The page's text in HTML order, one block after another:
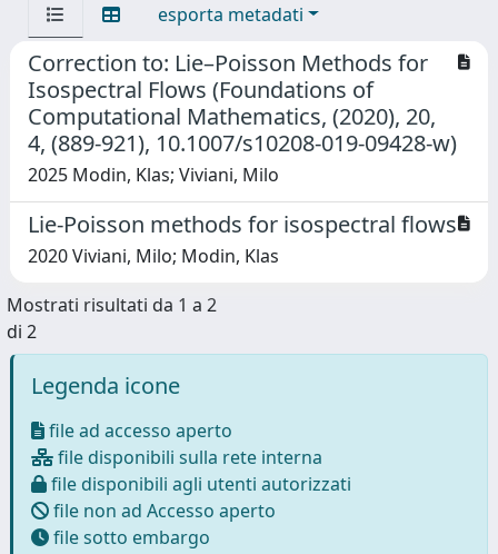
esporta metadati
Correction to: Lie–Poisson Methods for
Isospectral Flows (Foundations of
Computational Mathematics, (2020), 20,
4, (889-921), 10.1007/s10208-019-09428-w)
2025 Modin, Klas; Viviani, Milo
Lie-Poisson methods for isospectral flows
2020 Viviani, Milo; Modin, Klas
Mostrati risultati da 1 a 2
di 2
Legenda icone
file ad accesso aperto
file disponibili sulla rete interna
file disponibili agli utenti autorizzati
file non ad Accesso aperto
file sotto embargo